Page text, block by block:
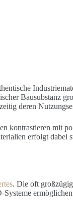
Bausubstanz
deren
kontrastieren mit
erfolgt dabei
. Die oft
ermöglichen